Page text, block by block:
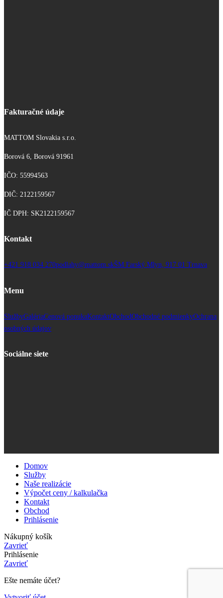
Fakturačné údaje
MATTOM Slovakia s.r.o.
Borová 6, Borová 91961
IČO: 55994563
DIČ: 2122159567
IČ DPH: SK2122159567
Kontakt
+421 918 034 270podlahy@mattom.skŠM Farský Mlyn, 917 01 Trnava
Menu
SlužbyGalériaCenová ponukaKontaktObchodObchodné podmienkyOchrana
osobných údajov
Sociálne siete
Domov
Služby
Naše realizácie
Výpočet ceny / kalkulačka
Kontakt
Obchod
Prihlásenie
Nákupný košík
Zavrieť
Prihlásenie
Zavrieť
Ešte nemáte účet?